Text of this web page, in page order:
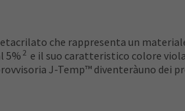
che rappresenta un
5% 2 e il suo caratteristico colore
J-Temp™ diventeràuno